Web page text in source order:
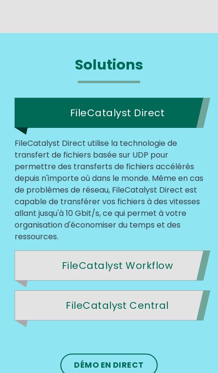
Solutions
FileCatalyst Direct
FileCatalyst Direct utilise la technologie de
transfert de fichiers basée sur UDP pour
permettre des transferts de fichiers accélérés
depuis n'importe où dans le monde. Même en cas
de problèmes de réseau, FileCatalyst Direct est
capable de transférer vos fichiers à des vitesses
allant jusqu'à 10 Gbit/s, ce qui permet à votre
organisation d'économiser du temps et des
ressources.
FileCatalyst Workflow
FileCatalyst Central
DÉMO EN DIRECT